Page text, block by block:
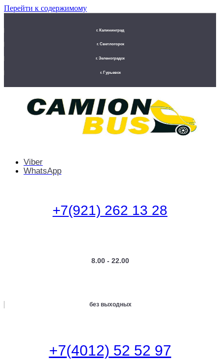
Перейти к содержимому
г. Калининград
г. Светлогорск
г. Зеленоградск
г. Гурьевск
Viber
WhatsApp
+7(921) 262 13 28
8.00 - 22.00
без выходных
+7(4012) 52 52 97